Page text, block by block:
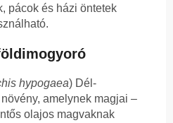
pácok és házi öntetek
hypogaea) Dél-
amelynek magjai –
olajos magvaknak